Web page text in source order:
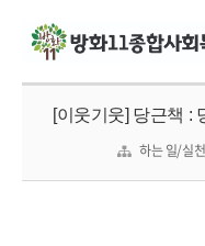
[이웃기웃] 당근책 :
하는 일/실